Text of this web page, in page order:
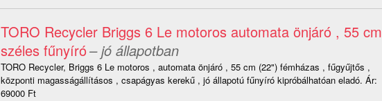
TORO Recycler Briggs 6 Le motoros automata önjáró , 55 cm
széles fűnyíró– jó állapotban
TORO Recycler, Briggs 6 Le motoros , automata önjáró , 55 cm (22") fémházas , fűgyűjtős ,
központi magasságállításos , csapágyas kerekű , jó állapotú fűnyíró kipróbálhatóan eladó. Ár:
69000 Ft